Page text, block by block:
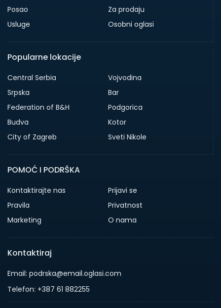
Posao
Za prodaju
Usluge
Osobni oglasi
Popularne lokacije
Central Serbia
Vojvodina
Srpska
Bar
Federation of B&H
Podgorica
Budva
Kotor
City of Zagreb
Sveti Nikole
POMOĆ I PODRŠKA
Kontaktirajte nas
Prijavi se
Pravila
Privatnost
Marketing
O nama
Kontaktiraj
Email: podrska@email.oglasi.com
Telefon: +387 61 882255